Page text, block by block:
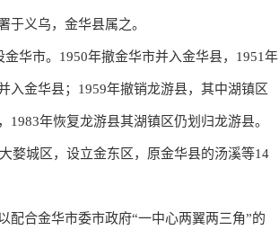
于义乌，金华县属之。
华市。1950年撤金华市并入金华县，1951年
入金华县；1959年撤销龙游县，其中湖镇区
年恢复龙游县其湖镇区仍划归龙游县。
婺城区，设立金东区，原金华县的汤溪等14
配合金华市委市政府“一中心两翼两三角”的